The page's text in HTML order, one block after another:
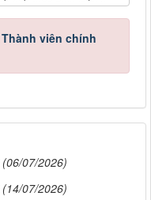
Thành viên chính
(06/07/2026)
(14/07/2026)